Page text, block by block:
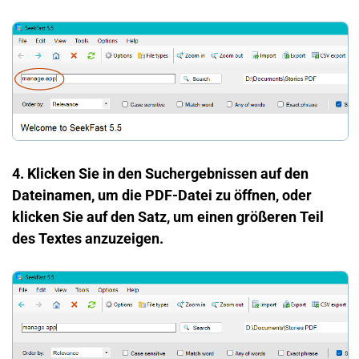
4. Klicken Sie in den Suchergebnissen auf den
Dateinamen, um die PDF-Datei zu öffnen, oder
klicken Sie auf den Satz, um einen größeren Teil
des Textes anzuzeigen.